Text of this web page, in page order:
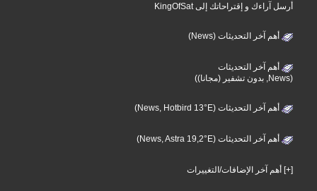
أرسل آراءك و إقتراحاتك إلى KingOfSat
أهم آخر التحديثات (News)
أهم آخر التحديثات
(News, بدون تشفير (مجانا))
أهم آخر التحديثات (News, Hotbird 13°E)
أهم آخر التحديثات (News, Astra 19,2°E)
[+] أهم آخر الإضافات/التغييرات